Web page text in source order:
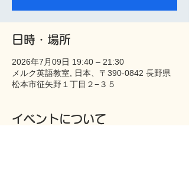
日時・場所
2026年7月09日 19:40 – 21:30
メルク英語教室, 日本、〒390-0842 長野県
松本市征矢野１丁目２−３５
イベントについて